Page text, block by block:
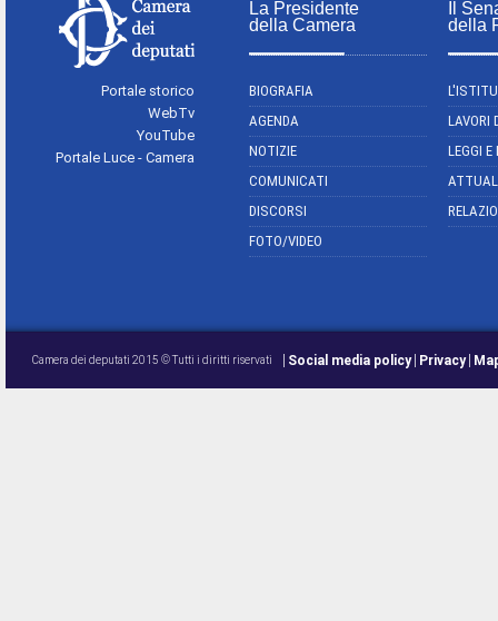
Portale storico
WebTv
YouTube
Portale Luce - Camera
La Presidente
della Camera
BIOGRAFIA
AGENDA
NOTIZIE
COMUNICATI
DISCORSI
FOTO/VIDEO
Il
della
LAVORI
LEGGI
Camera dei deputati 2015 © Tutti i diritti riservati Social media policy Privacy